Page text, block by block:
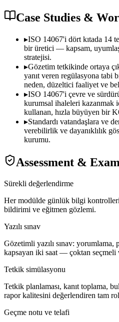
Case Studies &
▸ISO 14067'i dört kıtada 14
bir üretici — kapsam,
stratejisi.
▸Gözetim tetkikinde ortaya
yanıt veren regülasyona tabi
neden, düzeltici faaliyet ve
▸ISO 14067'i çevre ve
kurumsal ihaleleri kazanmak
kullanan, hızla büyüyen bir
▸Standardı vatandaşlara ve
verebilirlik ve dayanıklılık
kurumu.
Assessment &
Sürekli değerlendirme
Her modülde günlük bilgi
bildirimi ve eğitmen gözlemi.
Yazılı sınav
Gözetimli yazılı sınav: yorumlama,
kapsayan iki saat — çoktan seçmeli
Tetkik simülasyonu
Tetkik planlaması, kanıt toplama,
rapor kalitesini değerlendiren tam
Geçme notu ve telafi